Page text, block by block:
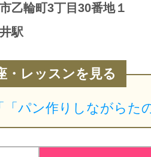
乙輪町3丁目30番地１
駅
・レッスンを見る